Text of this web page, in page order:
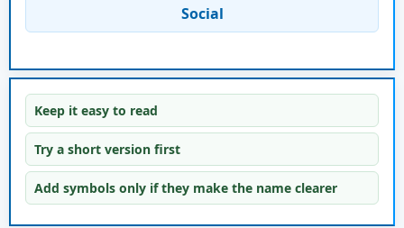
Social
Keep it easy to read
Try a short version first
Add symbols only if they make the name clearer